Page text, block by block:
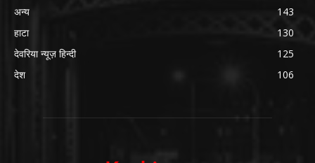
अन्य
143
हाटा
130
देवरिया न्यूज़ हिन्दी
125
देश
106